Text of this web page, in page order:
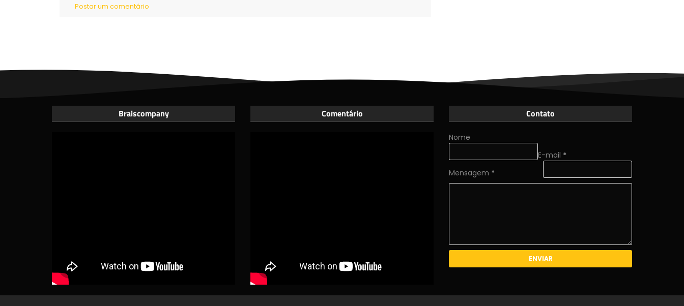
Postar um comentário
Braiscompany Comentário Contato
Nome
E-mail *
Mensagem *